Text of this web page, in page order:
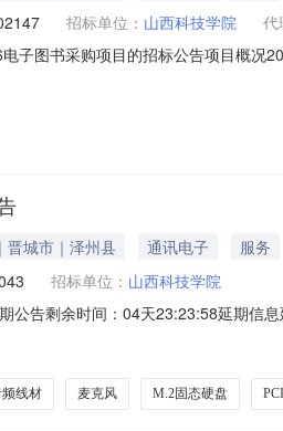
招标单位： 山西科技学院 代
子图书采购项目的招标公告项目概况
图书采购项目数量:预算金额（元）：
晋城市｜泽州县 通讯电子 服务
招标单位： 山西科技学院
公告剩余时间：04天23:23:58延期信
的项目中查看联系手机中标后在我参
线材 麦克风 M.2固态硬盘